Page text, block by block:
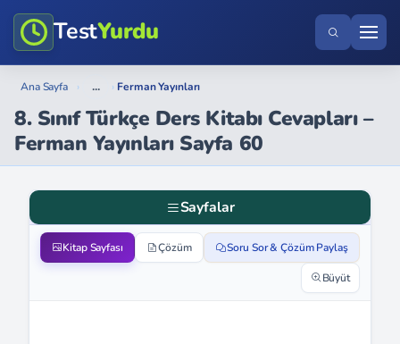
TestYurdu
Ana Sayfa › ... › Ferman Yayınları
8. Sınıf Türkçe Ders Kitabı Cevapları –
Ferman Yayınları Sayfa 60
Sayfalar
Kitap Sayfası Çözüm Soru Sor & Çözüm Paylaş
Büyüt